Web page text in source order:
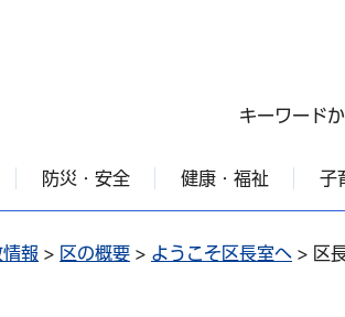
キーワード
防災・安全 健康・福祉 子
情報 > 区の概要 > ようこそ区長室へ > 区